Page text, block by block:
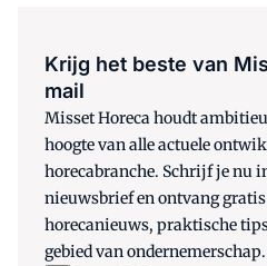
Krijg het beste van
mail
Misset Horeca houdt
hoogte van alle actuele
horecabranche. Schrijf je nu
nieuwsbrief en ontvang gratis
horecanieuws, praktische
gebied van ondernemerschap.